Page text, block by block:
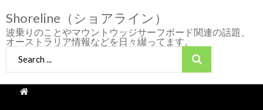
to
navigation
to
content
Shoreline（ショアライン）
波乗りのことやマウントウッジサーフボード関連の話題、
オーストラリア情報などを日々綴ってます。
for: